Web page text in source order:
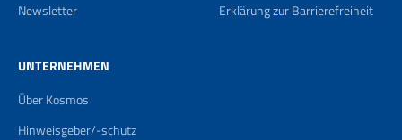
Newsletter
Erklärung zur Barrierefreiheit
UNTERNEHMEN
Über Kosmos
Hinweisgeber/-schutz